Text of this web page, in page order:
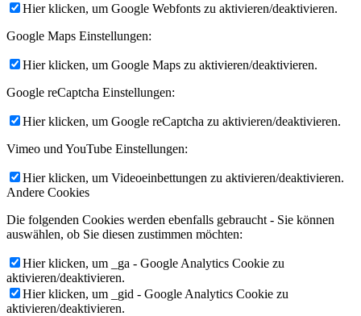
Hier klicken, um Google Webfonts zu aktivieren/deaktivieren.
Google Maps Einstellungen:
Hier klicken, um Google Maps zu aktivieren/deaktivieren.
Google reCaptcha Einstellungen:
Hier klicken, um Google reCaptcha zu aktivieren/deaktivieren.
Vimeo und YouTube Einstellungen:
Hier klicken, um Videoeinbettungen zu aktivieren/deaktivieren.
Andere Cookies
Die folgenden Cookies werden ebenfalls gebraucht - Sie können
auswählen, ob Sie diesen zustimmen möchten:
Hier klicken, um _ga - Google Analytics Cookie zu
aktivieren/deaktivieren.
Hier klicken, um _gid - Google Analytics Cookie zu
aktivieren/deaktivieren.